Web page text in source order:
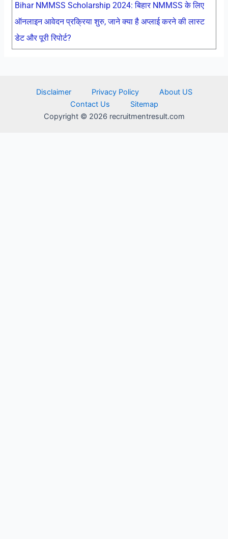
Bihar NMMSS Scholarship 2024: बिहार NMMSS के लिए
ऑनलाइन आवेदन प्रक्रिया शुरु, जाने क्या है अप्लाई करने की लास्ट
डेट और पूरी रिपोर्ट?
Disclaimer Privacy Policy
About US
Contact Us
Sitemap
Copyright © 2026 recruitmentresult.com